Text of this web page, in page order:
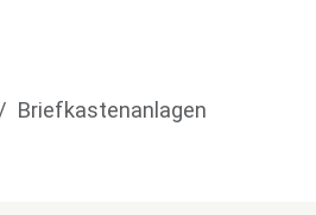
Briefkastenanlagen